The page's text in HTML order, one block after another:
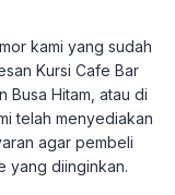
kami yang sudah
Kursi Cafe Bar
Busa Hitam, atau di
telah menyediakan
agar pembeli
yang diinginkan.